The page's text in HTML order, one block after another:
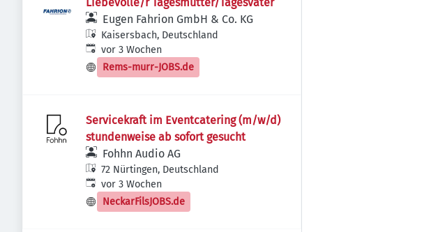
Eugen Fahrion GmbH & Co. KG
Kaisersbach, Deutschland
Veröffentlicht:
vor 3 Wochen
Rems-murr-JOBS.de
Servicekraft im Eventcatering (m/w/d)
stundenweise ab sofort gesucht
Fohhn Audio AG
72 Nürtingen, Deutschland
Veröffentlicht:
vor 3 Wochen
NeckarFilsJOBS.de